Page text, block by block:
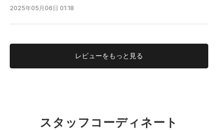
2025年05月06日 01:18
レビューをもっと見る
177cm
スタッフコーディネート